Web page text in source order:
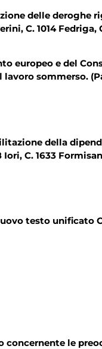
delle deroghe
C. 1014
europeo e del
sommerso.
della
Iori, C. 1633
testo unificato
concernente le